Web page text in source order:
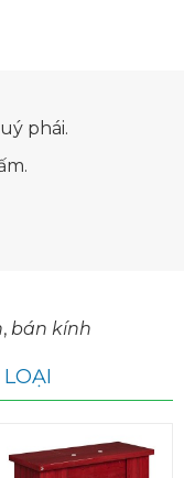
phái.
, bán kính